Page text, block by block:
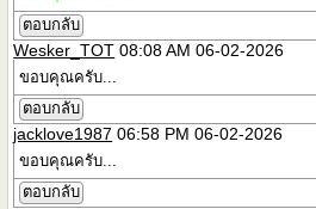
ตอบกลับ
Wesker_TOT 08:08 AM 06-02-2026
ขอบคุณครับ...
ตอบกลับ
jacklove1987 06:58 PM 06-02-2026
ขอบคุณครับ...
ตอบกลับ